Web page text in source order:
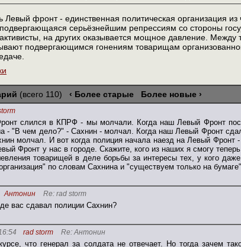
фронт - единственная политическая организация
серьёзнейшим репрессиям со стороны
на других оказывается мощное давление.
подвергающимся гонениям товарищам
(всего 110) ‹ Более старые Более новые ›
слился в КПРФ - мы молчали. Когда наш Левый Фронт
- "В чем дело?" - Сахнин - молчал. Когда наш Левый Фронт
молчал. И вот когда полиция начала наезд на Левый
Фронт у нас в городе. Скажите, кого из наших я смогу
товарищей в деле борьбы за интересы тех, у кого
по словам Сахнина и "существуем только на
Антонин Re: rad storm
вас сдавал полиции Сахнин?
rad storm Re: Антонин
что генерал за солдата не отвечает. Но тогда зачем